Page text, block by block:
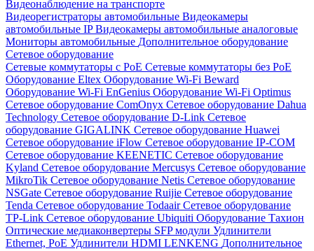
Видеонаблюдение на транспорте
Видеорегистраторы автомобильные Видеокамеры
автомобильные IPВидеокамеры автомобильные аналоговые
Мониторы автомобильные Дополнительное оборудование
Сетевое оборудование
Сетевые коммутаторы с РоЕ Сетевые коммутаторы без РоЕ
Оборудование Eltex Оборудование Wi-Fi Beward
Оборудование Wi-Fi EnGenius Оборудование Wi-Fi Optimus
Сетевое оборудование ComOnyx Сетевое оборудование Dahua
Technology Сетевое оборудование D-Link Сетевое
оборудование GIGALINK Сетевое оборудование Huawei
Сетевое оборудование iFlow Сетевое оборудование IP-COM
Сетевое оборудование KEENETIC Сетевое оборудование
Kyland Сетевое оборудование Mercusys Сетевое оборудование
MikroTik Сетевое оборудование Netis Сетевое оборудование
NSGate Сетевое оборудование Ruijie Сетевое оборудование
Tenda Сетевое оборудование TodaairСетевое оборудование
TP-Link Сетевое оборудование Ubiquiti Оборудование Тахион
Оптические медиаконвертеры SFP модули Удлинители
Ethernet, PoE Удлинители HDMI LENKENG Дополнительное